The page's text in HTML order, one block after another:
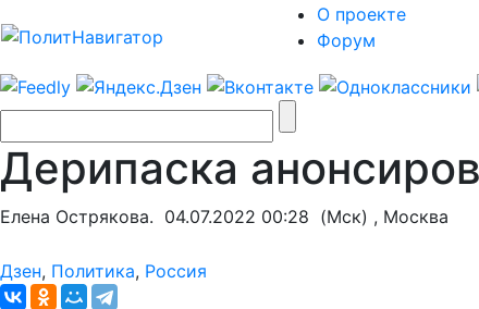
О проекте
Форум
Дерипаска
Елена Острякова. 04.07.2022 00:28 (Мск) , Москва
Дзен, Политика, Россия